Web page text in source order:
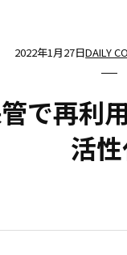
2022年1月27日DAILY
で再利
活